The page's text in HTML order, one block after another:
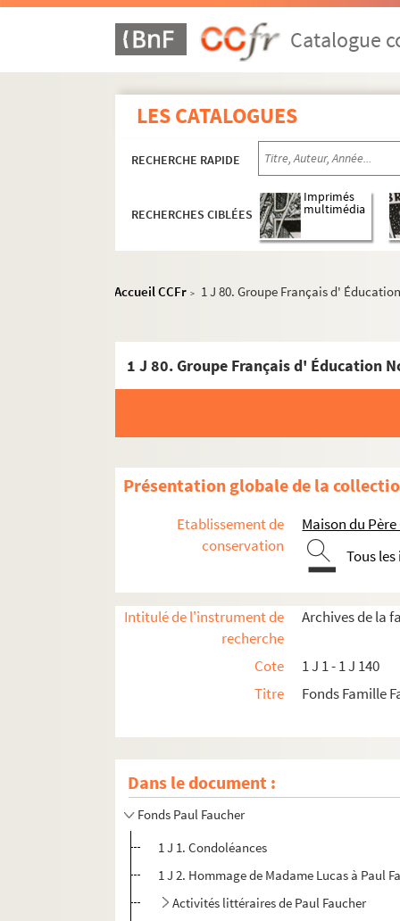
Catalogue
LES CATALOGUES
RECHERCHE RAPIDE
RECHERCHES CIBLÉES
Imprimés
multimédia
Accueil CCFr > 1 J 80. Groupe Français d'
1 J 80. Groupe Français d' Éducation
Présentation globale de la
Etablissement de
conservation
Maison du
Tous
Intitulé de l'instrument de
recherche
Archives de la
Cote
1 J 1 - 1 J 140
Titre
Fonds Famille
Dans le document :
Fonds Paul Faucher
1 J 1. Condoléances
1 J 2. Hommage de Madame Lucas à Paul
Activités littéraires de Paul Faucher